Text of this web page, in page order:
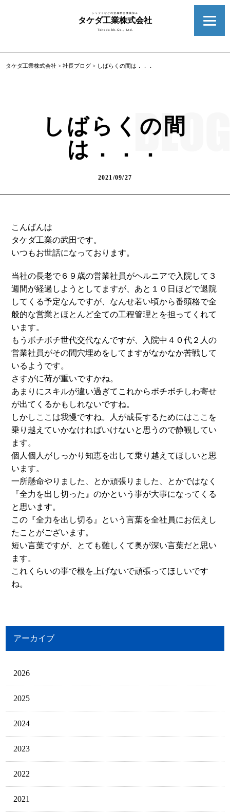
シャフトなどの金属精密機械加工
タケダ工業株式会社
Takeda-kk.Co., Ltd.
タケダ工業株式会社 >社長ブログ > しばらくの間は．．．
しばらくの間
は．．．
2021/09/27
こんばんは
タケダ工業の武田です。
いつもお世話になっております。
当社の長老で６９歳の営業社員がヘルニアで入院して３
週間が経過しようとしてますが、あと１０日ほどで退院
してくる予定なんですが、なんせ若い頃から番頭格で全
般的な営業とほとんど全ての工程管理とを担ってくれて
います。
もうボチボチ世代交代なんですが、入院中４０代２人の
営業社員がその間穴埋めをしてますがなかなか苦戦して
いるようです。
さすがに荷が重いですかね。
あまりにスキルが違い過ぎてこれからボチボチしわ寄せ
が出てくるかもしれないですね。
しかしここは我慢ですね。人が成長するためにはここを
乗り越えていかなければいけないと思うので静観してい
ます。
個人個人がしっかり知恵を出して乗り越えてほしいと思
います。
一所懸命やりました、とか頑張りました、とかではなく
『全力を出し切った』のかという事が大事になってくる
と思います。
この『全力を出し切る』という言葉を全社員にお伝えし
たことがございます。
短い言葉ですが、とても難しくて奥が深い言葉だと思い
ます。
これくらいの事で根を上げないで頑張ってほしいです
ね。
アーカイブ
2026
2025
2024
2023
2022
2021